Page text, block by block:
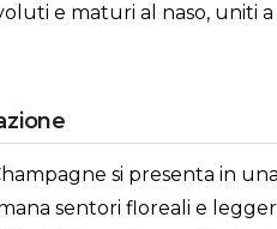
e maturi al naso, uniti
si presenta in
sentori floreali e